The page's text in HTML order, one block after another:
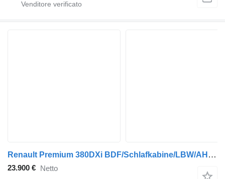
Renault Premium 380DXi BDF/Schlafkabine/LBW/AHK/298 TKm
23.900 € Netto